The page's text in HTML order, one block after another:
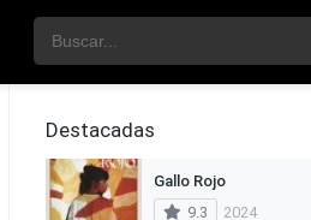
Destacadas
Gallo Rojo
9.3
2024